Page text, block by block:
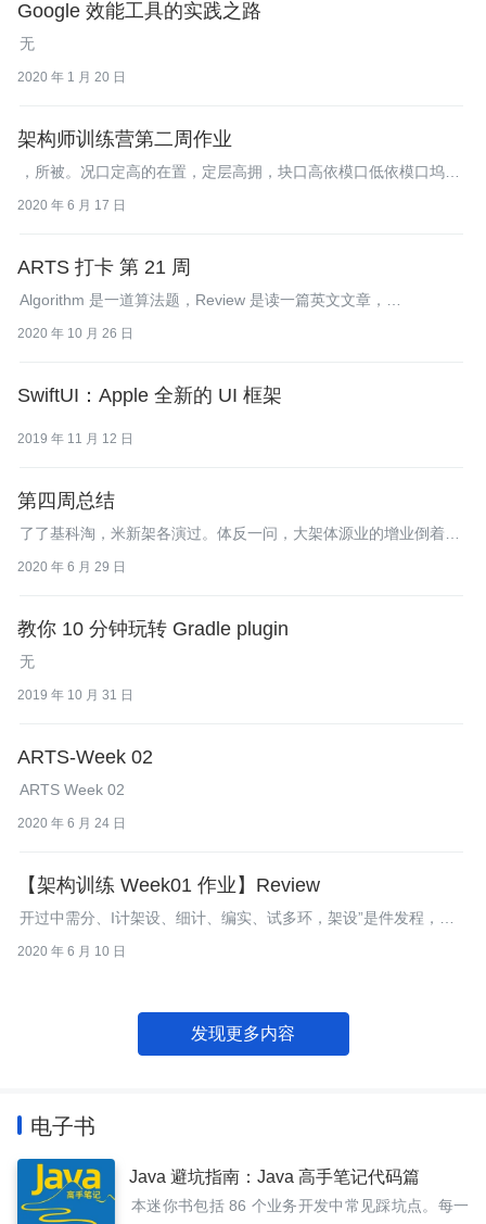
Google 效能工具的实践之路
无
2020 年 1 月 20 日
架构师训练营第二周作业
，所被。况口定高的在置，定层高拥，块口高依模口低依模口坞
2020 年 6 月 17 日
ARTS 打卡 第 21 周
Algorithm 是一道算法题，Review 是读一篇英文文章，
2020 年 10 月 26 日
SwiftUI：Apple 全新的 UI 框架
2019 年 11 月 12 日
第四周总结
了了基科淘，米新架各演过。体反一问，大架体源业的增业倒着构
本小可错更。
2020 年 6 月 29 日
教你 10 分钟玩转 Gradle plugin
无
2019 年 10 月 31 日
ARTS-Week 02
ARTS Week 02
2020 年 6 月 24 日
【架构训练 Week01 作业】Review
开过中需分、I计架设、细计、编实、试多环，架设”是件发程，个
一角，不定个门职，很中规的联公的统发，程员者发程承了构作和
2020 年 6 月 10 日
发现更多内容
电子书
Java 避坑指南：Java 高手笔记代码篇
本迷你书包括 86 个业务开发中常见踩坑点。每一